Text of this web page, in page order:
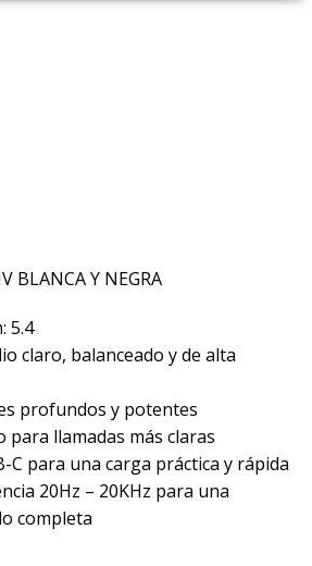
BLANCA Y NEGRA
5.4
claro, balanceado y de alta
profundos y potentes
llamadas más claras
C para una carga práctica y rápida
20Hz – 20KHz para una
completa